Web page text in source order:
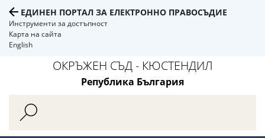
ЕДИНЕН ПОРТАЛ ЗА ЕЛЕКТРОННО ПРАВОСЪДИЕ
Инструменти за достъпност
Карта на сайта
English
ОКРЪЖЕН СЪД - КЮСТЕНДИЛ
Република България